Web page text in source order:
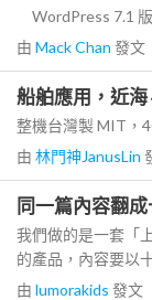
WordPress 7.1
由 Mack Chan 發文
船舶應用，近
整機台灣製 MIT，
由 林門神JanusLin
同一篇內容翻
我們做的是一套「
的產品，內容要以
由 lumorakids 發文